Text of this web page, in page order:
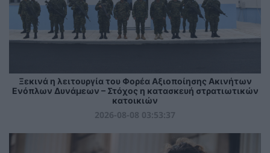
Ξεκινά η λειτουργία του Φορέα Αξιοποίησης Ακινήτων
Ενόπλων Δυνάμεων – Στόχος η κατασκευή στρατιωτικών
κατοικιών
2026-08-08 03:53:37